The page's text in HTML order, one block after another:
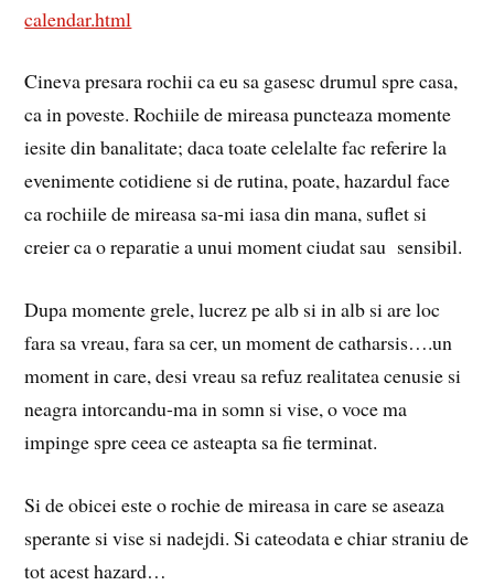
calendar.html
Cineva presara rochii ca eu sa gasesc drumul spre casa,
ca in poveste. Rochiile de mireasa puncteaza momente
iesite din banalitate; daca toate celelalte fac referire la
evenimente cotidiene si de rutina, poate, hazardul face
ca rochiile de mireasa sa-mi iasa din mana, suflet si
creier ca o reparatie a unui moment ciudat sau sensibil.
Dupa momente grele, lucrez pe alb si in alb si are loc
fara sa vreau, fara sa cer, un moment de catharsis….un
moment in care, desi vreau sa refuz realitatea cenusie si
neagra intorcandu-ma in somn si vise, o voce ma
impinge spre ceea ce asteapta sa fie terminat.
Si de obicei este o rochie de mireasa in care se aseaza
sperante si vise si nadejdi. Si cateodata e chiar straniu de
tot acest hazard…